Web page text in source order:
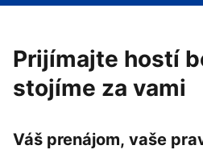
Prijímajte hostí
stojíme za vami
Váš prenájom, vaše